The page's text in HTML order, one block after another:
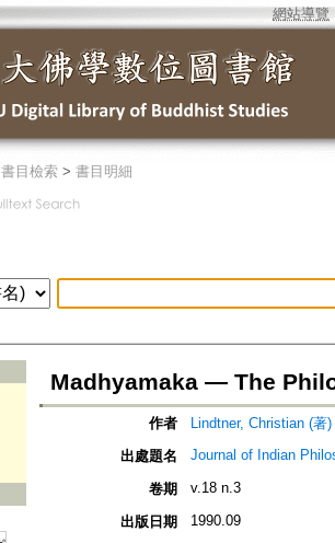
網站導覽
書目檢索 > 書目明細
Madhyamaka — The
作者
Lindtner, Christian (著)
出處題名
Journal of Indian
卷期 v.18 n.3
出版日期 1990.09